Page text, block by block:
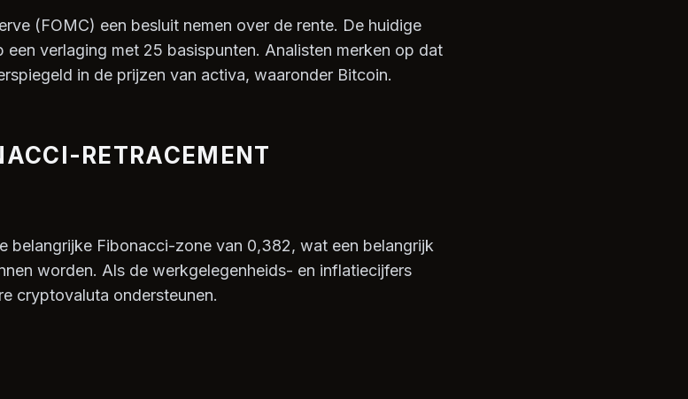
(FOMC) een besluit nemen over de rente. De huidige
verlaging met 25 basispunten. Analisten merken op dat
in de prijzen van activa, waaronder Bitcoin.
RETRACEMENT
belangrijke Fibonacci-zone van 0,382, wat een belangrijk
worden. Als de werkgelegenheids- en inflatiecijfers
cryptovaluta ondersteunen.